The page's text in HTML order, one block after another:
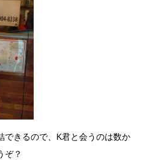
できるので、K君と会うのは数か
ぞ？